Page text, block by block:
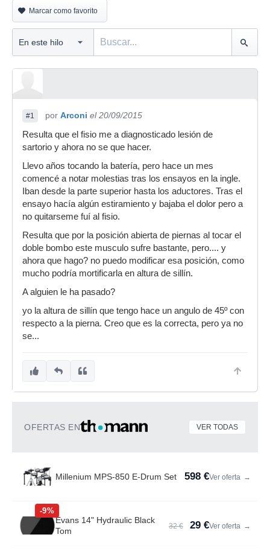
Marcar como favorito
#1 por Arconi el 20/09/2015
Resulta que el fisio me a diagnosticado lesión de
sartorio y ahora no se que hacer.
Llevo años tocando la batería, pero hace un mes
comencé a notar molestias tras los ensayos en la ingle.
Iban desde la parte superior hasta los aductores. Tras el
ensayo hacía algún estiramiento y bajaba el dolor pero a
no quitarseme fuí al fisio.
Resulta que por la posición abierta de piernas al tocar el
doble bombo este musculo sufre bastante, pero.... y
ahora que hago? no puedo modificar esa posición, como
mucho podría mortificarla en altura de sillín.
A alguien le ha pasado?
yo la altura de sillín que tengo hace un angulo de 45º con
respecto a la pierna. Creo que es la correcta, pero ya no
se...
OFERTAS EN VER TODAS
Millenium MPS-850 E-Drum Set 598 €Ver oferta →
-9%
Evans 14" Hydraulic Black
Tom
32 € 29 €Ver oferta →